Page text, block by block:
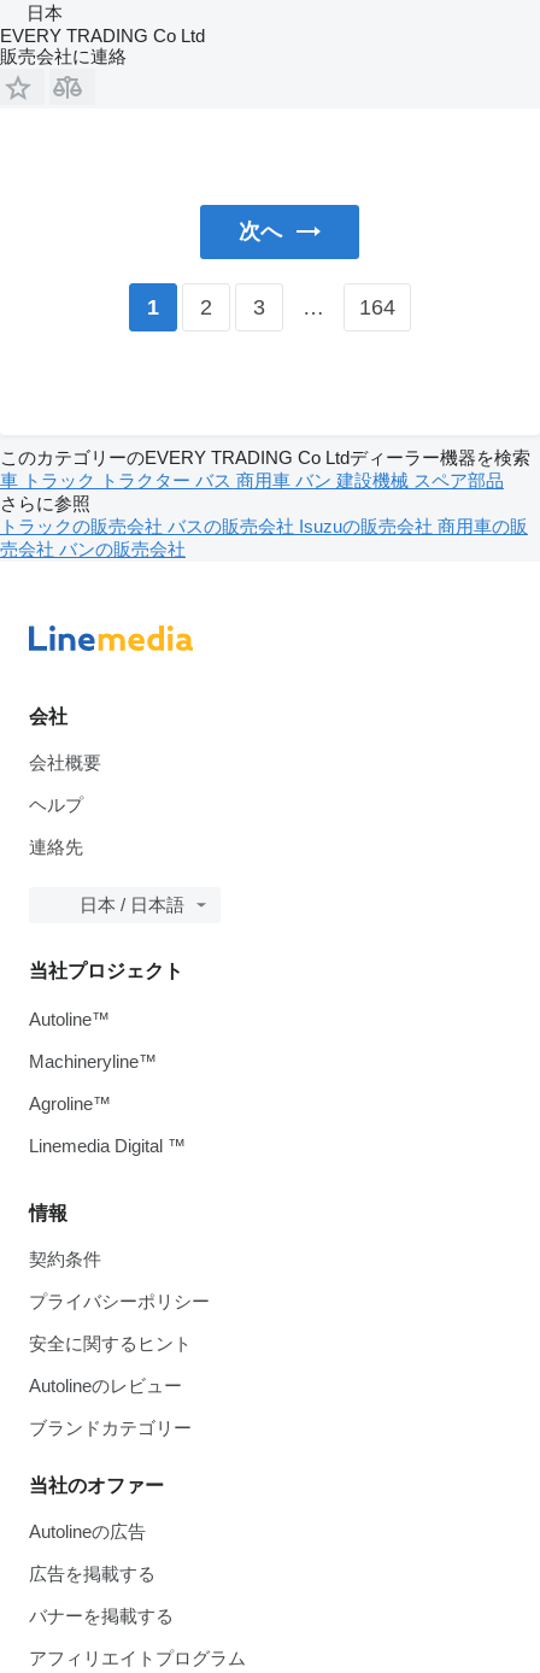
日本
EVERY TRADING Co Ltd
販売会社に連絡
次へ
1 2 3 … 164
このカテゴリーのEVERY TRADING Co Ltdディーラー機器を検索
車 トラック トラクター バス 商用車 バン 建設機械 スペア部品
さらに参照
トラックの販売会社 バスの販売会社 Isuzuの販売会社 商用車の販
売会社 バンの販売会社
会社
会社概要
ヘルプ
連絡先
日本 / 日本語
情報
契約条件
プライバシーポリシー
安全に関するヒント
Autolineのレビュー
ブランドカテゴリー
当社のオファー
Autolineの広告
広告を掲載する
バナーを掲載する
アフィリエイトプログラム
当社プロジェクト
Autoline™
Machineryline™
Agroline™
Linemedia Digital ™